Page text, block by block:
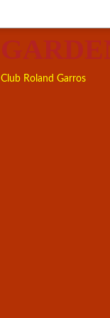
Club Roland Garros